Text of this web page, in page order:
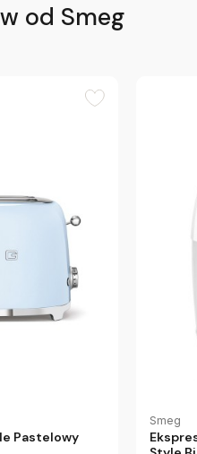
od Smeg
Pastelowy
Smeg